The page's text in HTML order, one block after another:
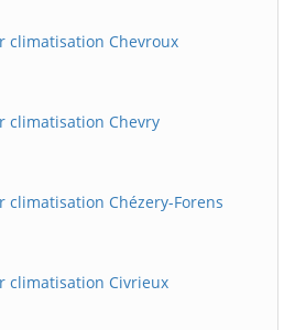
climatisation Chevroux
climatisation Chevry
climatisation Chézery-Forens
climatisation Civrieux